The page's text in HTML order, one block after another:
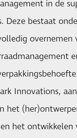
in de
Deze bestaat
overnemen
Innovations,
het
het ontwikkelen